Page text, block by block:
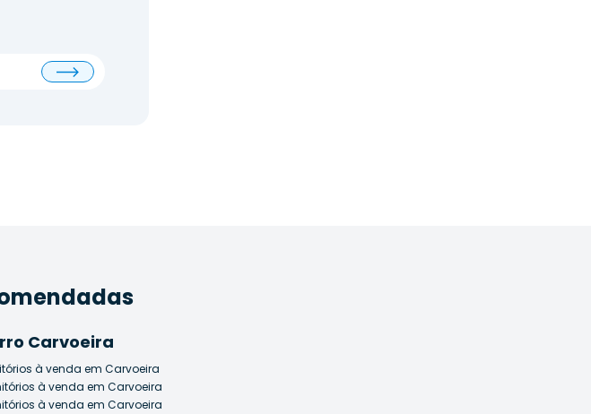
Carvoeira
à venda em Carvoeira
à venda em Carvoeira
à venda em Carvoeira